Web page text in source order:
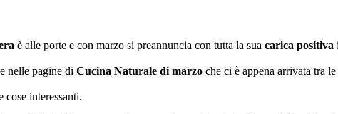
è alle porte e con marzo si preannuncia con tutta la sua carica positiva
nelle pagine di Cucina Naturale di marzo che ci è appena arrivata tra
cose interessanti.